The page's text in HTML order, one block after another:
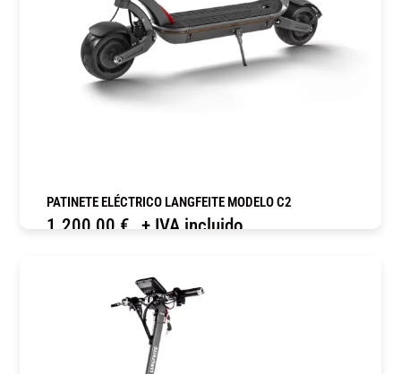
PATINETE ELÉCTRICO LANGFEITE MODELO C2
1.200,00 € + IVA incluido